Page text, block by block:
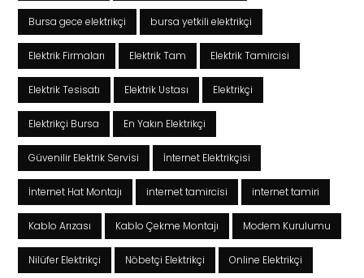
Bursa gece elektrikçi bursa yetkili elektrikçi
Elektrik Firmaları Elektrik Tam Elektrik Tamircisi
Elektrik Tesisatı Elektrik Ustası Elektrikçi
Elektrikçi Bursa En Yakın Elektrikçi
Güvenilir Elektrik Servisi İnternet Elektrikçisi
İnternet Hat Montajı internet tamircisi internet tamiri
Kablo Arızası Kablo Çekme Montajı Modem Kurulumu
Nilüfer Elektrikçi Nöbetçi Elektrikçi Online Elektrikçi